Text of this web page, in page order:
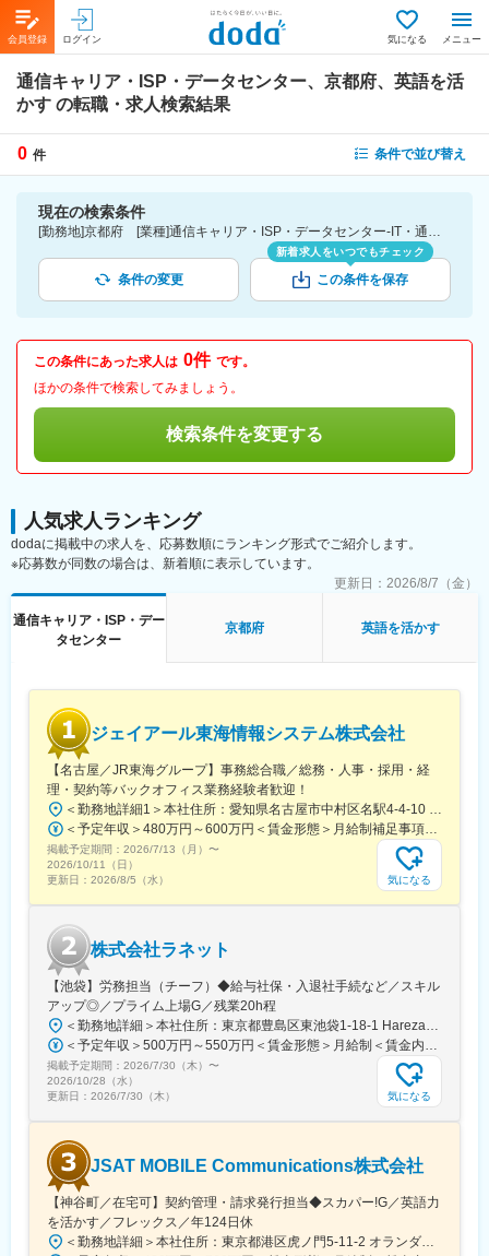
会員登録 ログイン 気になる メニュー
通信キャリア・ISP・データセンター、京都府、英語を活
かす の転職・求人検索結果
0 件 条件で並び替え
現在の検索条件
[勤務地]京都府 [業種]通信キャリア・ISP・データセンター-IT・通信業界 [詳細条件](語学)英語を活かす
条件の変更
新着求人をいつでもチェック
この条件を保存
この条件にあった求人は 0件 です。
ほかの条件で検索してみましょう。
検索条件を変更する
人気求人ランキング
dodaに掲載中の求人を、応募数順にランキング形式でご紹介します。
※応募数が同数の場合は、新着順に表示しています。
更新日： 2026/8/7（金）
通信キャリア・ISP・デー
タセンター
京都府 英語を活かす
ジェイアール東海情報システム株式会社
【名古屋／JR東海グループ】事務総合職／総務・人事・採用・経
理・契約等バックオフィス業務経験者歓迎！
＜勤務地詳細1＞本社住所：愛知県名古屋市中村区名駅4-4-10 名古屋クロスコートタワー14F勤務地最寄駅：JR東海道本線／名古屋駅受動喫煙対策：屋内喫煙可能場所あり＜勤務地詳細2＞名古屋基幹システム本部住所：愛知県名古屋市東区東大曽根町46番30号 勤務地最寄駅：JR中央線／大曽根駅受動喫煙対策：敷地内喫煙可能場所あり＜勤務地詳細3＞名古屋業務システム本部住所：愛知県名古屋市東区東大曽根町46番30号 勤務地最寄駅：JR中央線／大曽根駅受動喫煙対策：敷地内喫煙可能場所あり変更の範囲：会社の定める事業所（リモートワーク含む）
＜予定年収＞480万円～600万円＜賃金形態＞月給制補足事項なし＜賃金内訳＞月額（基本給）：246,600円～330,000円＜月給＞246,600円～330,000円＜昇給有無＞有＜残業手当＞有＜給与補足＞年収例（諸手当込み）530万円(27歳／入社5年目)580万円(30歳／入社8年目)■昇給：年1回■賞与：年2回（6月、12月）※過去実績5.45ケ月分賃金はあくまでも目安の金額であり、選考を通じて上下する可能性があります。月給(月額)は固定手当を含めた表記です。
掲載予定期間： 2026/7/13（月） 〜
2026/10/11（日）
更新日： 2026/8/5（水） 気になる
株式会社ラネット
【池袋】労務担当（チーフ）◆給与社保・入退社手続など／スキル
アップ◎／プライム上場G／残業20h程
＜勤務地詳細＞本社住所：東京都豊島区東池袋1-18-1 HarezaTower15F、16F勤務地最寄駅：各線／池袋駅受動喫煙対策：屋内喫煙可能場所あり変更の範囲：会社の定める事業所（リモートワーク含む）
＜予定年収＞500万円～550万円＜賃金形態＞月給制＜賃金内訳＞月額（基本給）：295,000円～344,000円その他固定手当/月：10,000円＜月給＞305,000円～354,000円＜昇給有無＞有＜残業手当＞有＜給与補足＞■給与改定：年1回（1月） 期中に昇格がある場合は、昇格に伴う昇給あり。■賞与：年2回（7月、12月／過去実績3ヶ月）賃金はあくまでも目安の金額であり、選考を通じて上下する可能性があります。月給(月額)は固定手当を含めた表記です。
掲載予定期間： 2026/7/30（木） 〜
2026/10/28（水）
更新日： 2026/7/30（木） 気になる
JSAT MOBILE Communications株式会社
【神谷町／在宅可】契約管理・請求発行担当◆スカパー!G／英語力
を活かす／フレックス／年124日休
＜勤務地詳細＞本社住所：東京都港区虎ノ門5-11-2 オランダヒルズ森タワー19F勤務地最寄駅：日比谷線／神谷町駅受動喫煙対策：屋内全面禁煙変更の範囲：会社の定める事業所（リモートワーク含む）